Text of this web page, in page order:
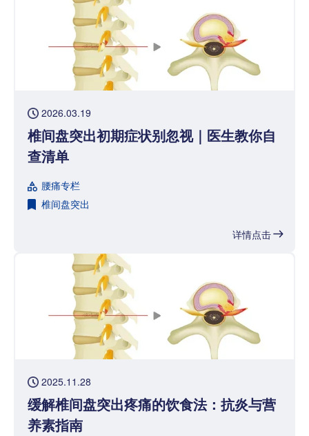
2026.03.19
椎间盘突出初期症状别忽视｜医生教你自
查清单
腰痛专栏
椎间盘突出
详情点击
2025.11.28
缓解椎间盘突出疼痛的饮食法：抗炎与营
养素指南